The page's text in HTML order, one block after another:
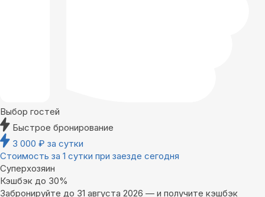
Выбор гостей
Быстрое бронирование
3 000 ₽ за сутки
Стоимость за 1 сутки при заезде сегодня
Суперхозяин
Кэшбэк до 30%
Забронируйте до 31 августа 2026 — и получите кэшбэк